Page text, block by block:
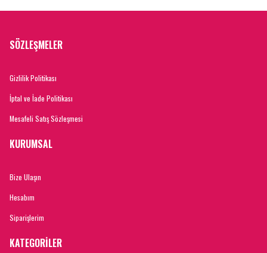
SÖZLEŞMELER
Gizlilik Politikası
İptal ve İade Politikası
Mesafeli Satış Sözleşmesi
KURUMSAL
Bize Ulaşın
Hesabım
Siparişlerim
KATEGORİLER